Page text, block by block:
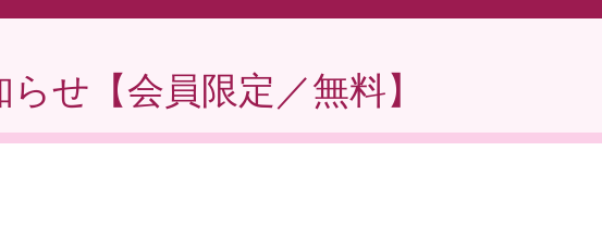
せ【会員限定／無料】